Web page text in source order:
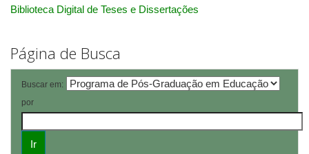
Biblioteca Digital de Teses e Dissertações
Página de Busca
Buscar em:
por